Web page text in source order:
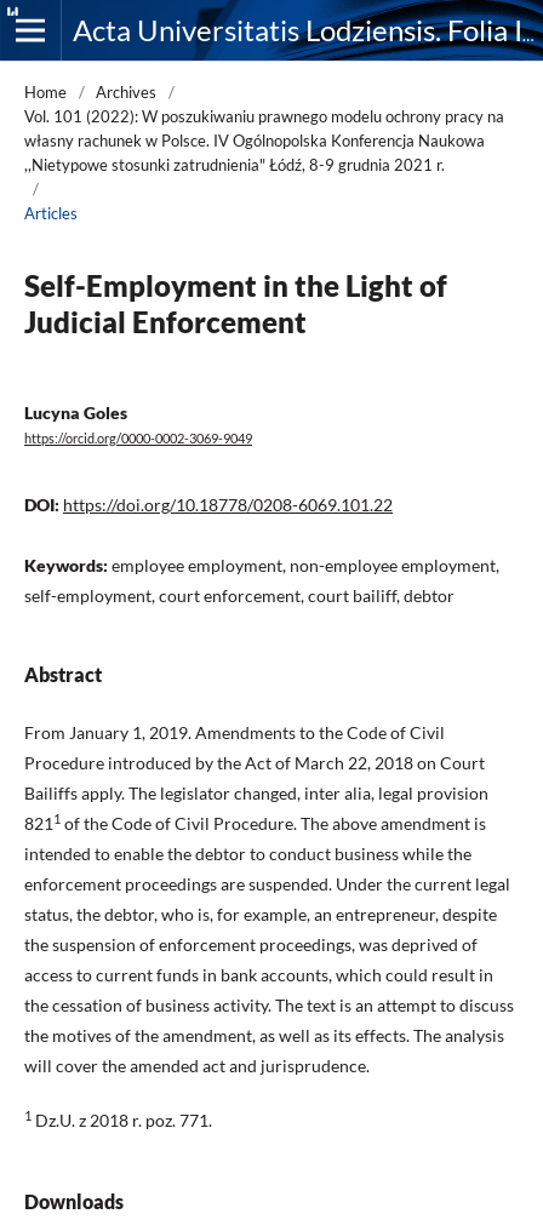
Acta Universitatis Lodziensis. Folia Iuridica
Home / Archives
/
Vol. 101 (2022): W poszukiwaniu prawnego modelu ochrony pracy na
własny rachunek w Polsce. IV Ogólnopolska Konferencja Naukowa
,,Nietypowe stosunki zatrudnienia" Łódź, 8-9 grudnia 2021 r.
/
Articles
Self-Employment in the Light of
Judicial Enforcement
Lucyna Goles
https://orcid.org/0000-0002-3069-9049
DOI: https://doi.org/10.18778/0208-6069.101.22
Keywords: employee employment, non-employee employment,
self-employment, court enforcement, court bailiff, debtor
Abstract
From January 1, 2019. Amendments to the Code of Civil
Procedure introduced by the Act of March 22, 2018 on Court
Bailiffs apply. The legislator changed, inter alia, legal provision
821 1 of the Code of Civil Procedure. The above amendment is
intended to enable the debtor to conduct business while the
enforcement proceedings are suspended. Under the current legal
status, the debtor, who is, for example, an entrepreneur, despite
the suspension of enforcement proceedings, was deprived of
access to current funds in bank accounts, which could result in
the cessation of business activity. The text is an attempt to discuss
the motives of the amendment, as well as its effects. The analysis
will cover the amended act and jurisprudence.
1 Dz.U. z 2018 r. poz. 771.
Downloads